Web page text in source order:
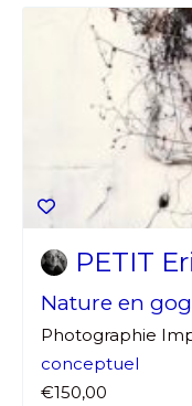
PETIT
Nature en
Photographie
conceptuel
€150,00